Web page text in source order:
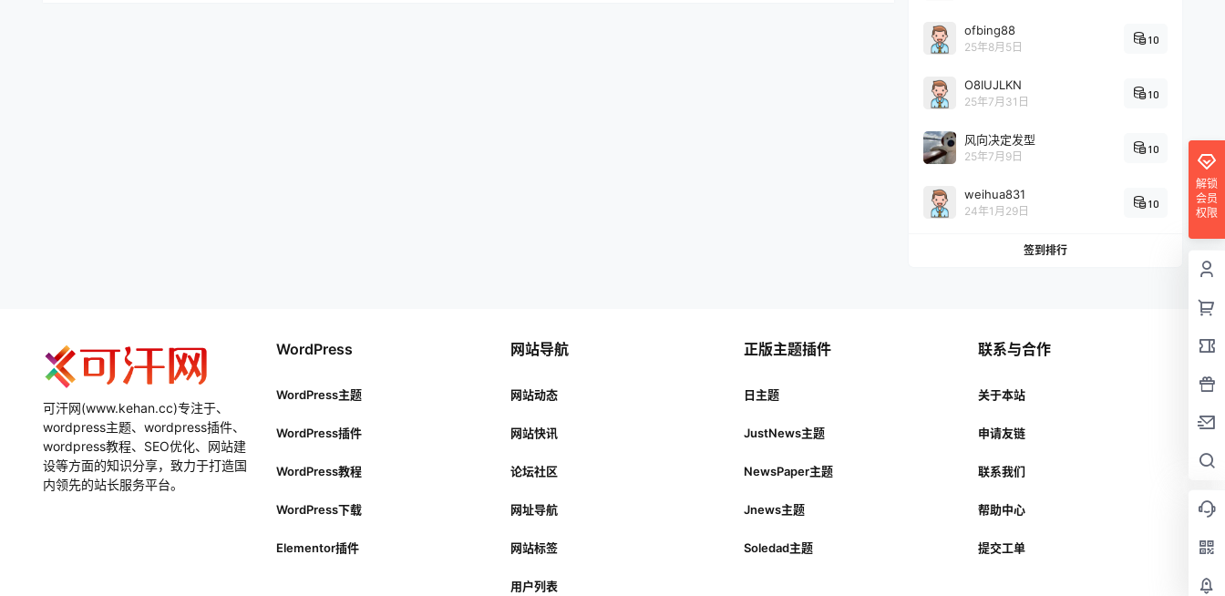
ofbing88
25年8月5日
10
O8IUJLKN
25年7月31日
10
风向决定发型
25年7月9日
10
weihua831
24年1月29日
10
签到排行
解锁
会员
权限
可汗网(www.kehan.cc)专注于、
wordpress主题、wordpress插件、
wordpress教程、SEO优化、网站建
设等方面的知识分享，致力于打造国
内领先的站长服务平台。
WordPress
WordPress主题
WordPress插件
WordPress教程
WordPress下载
Elementor插件
网站导航
网站动态
网站快讯
论坛社区
网址导航
网站标签
用户列表
正版主题插件
日主题
JustNews主题
NewsPaper主题
Jnews主题
Soledad主题
联系与合作
关于本站
申请友链
联系我们
帮助中心
提交工单